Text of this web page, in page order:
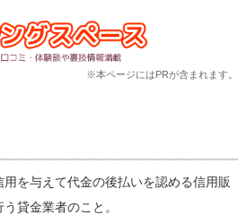
※本ページにはPRが含まれます。
を与えて代金の後払いを認める信用販
貸金業者のこと。